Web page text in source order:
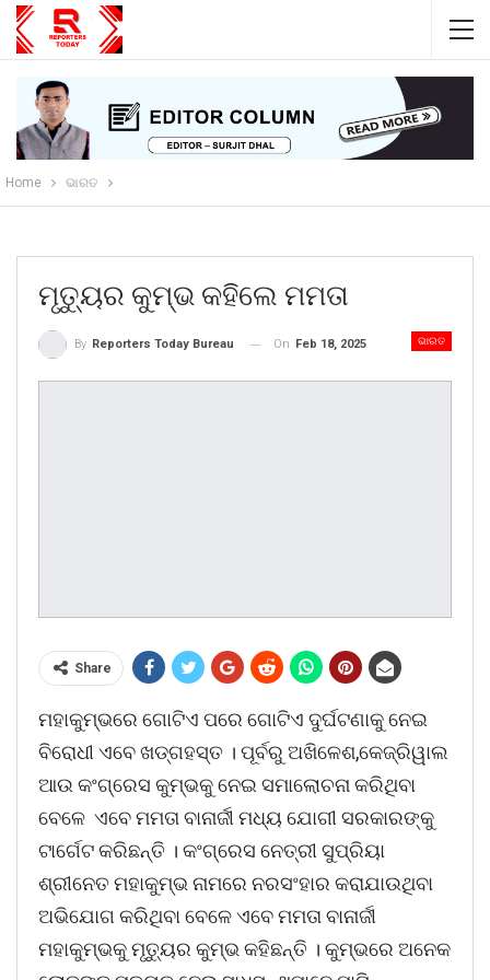
Home ଭାରତ
ମୃତ୍ୟୁର କୁମ୍ଭ କହିଲେ ମମତା
ଭାରତ
By Reporters Today Bureau On Feb 18, 2025
Share
ମହାକୁମ୍ଭରେ ଗୋଟିଏ ପରେ ଗୋଟିଏ ଦୁର୍ଘଟଣାକୁ ନେଇ
ବିରୋଧୀ ଏବେ ଖଡ୍ଗହସ୍ତ । ପୂର୍ବରୁ ଅଖିଳେଶ,କେଜ୍ରିୱାଲ
ଆଉ କଂଗ୍ରେସ କୁମ୍ଭକୁ ନେଇ ସମାଲୋଚନା କରିଥିବା
ବେଳେ ଏବେ ମମତା ବାନାର୍ଜୀ ମଧ୍ୟ ଯୋଗୀ ସରକାରଙ୍କୁ
ଟାର୍ଗେଟ କରିଛନ୍ତି । କଂଗ୍ରେସ ନେତ୍ରୀ ସୁପ୍ରିୟା
ଶ୍ରୀନେତ ମହାକୁମ୍ଭ ନାମରେ ନରସଂହାର କରାଯାଉଥିବା
ଅଭିଯୋଗ କରିଥିବା ବେଳେ ଏବେ ମମତା ବାନାର୍ଜୀ
ମହାକୁମ୍ଭକୁ ମୃତ୍ୟୁର କୁମ୍ଭ କହିଛନ୍ତି । କୁମ୍ଭରେ ଅନେକ